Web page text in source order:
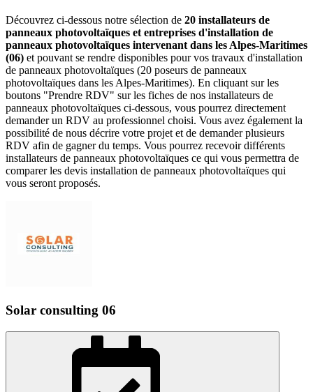
Découvrez ci-dessous notre sélection de 20 installateurs de
panneaux photovoltaïques et entreprises d'installation de
panneaux photovoltaïques intervenant dans les Alpes-Maritimes
(06) et pouvant se rendre disponibles pour vos travaux d'installation
de panneaux photovoltaïques (20 poseurs de panneaux
photovoltaïques dans les Alpes-Maritimes). En cliquant sur les
boutons "Prendre RDV" sur les fiches de nos installateurs de
panneaux photovoltaïques ci-dessous, vous pourrez directement
demander un RDV au professionnel choisi. Vous avez également la
possibilité de nous décrire votre projet et de demander plusieurs
RDV afin de gagner du temps. Vous pourrez recevoir différents
installateurs de panneaux photovoltaïques ce qui vous permettra de
comparer les devis installation de panneaux photovoltaïques qui
vous seront proposés.
Solar consulting 06